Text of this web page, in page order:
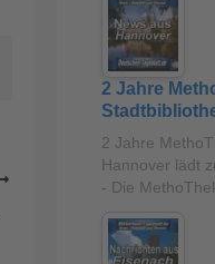
2 Jahre
2 Jahre
Hannover lädt
- Die